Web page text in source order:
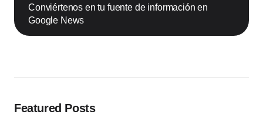
Conviértenos en tu fuente de información en
Google News
Featured Posts